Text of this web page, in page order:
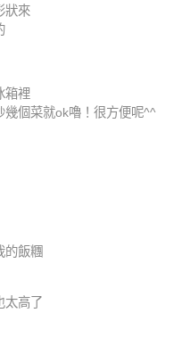
狀來
箱裡
幾個菜就ok嚕！很方便呢^^
的飯糰
太高了